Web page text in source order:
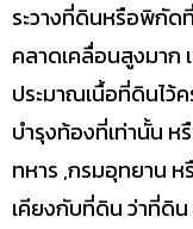
ระวางที่ดินหรือพิกัดที่
คลาดเคลื่อนสูงมาก
ประมาณเนื้อที่ดินไว้
บำรุงท้องที่เท่านั้น ห
ทหาร ,กรมอุทยาน
เคียงกับที่ดิน ว่าที่ดิน